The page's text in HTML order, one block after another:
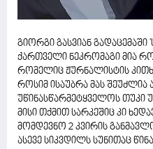
გიორგი გასვიან
ქართველი ნეკრომაგი მია
რომელიც ჟურნალისტის
როსიმ ისაუბრა მას შეუძლია
უწინასწარმეტყველოს თუკი
მისი თქმით სარკეშიც კი
მომდევნო 2 კვირის
ასევე სიკვდილს სუნითაც